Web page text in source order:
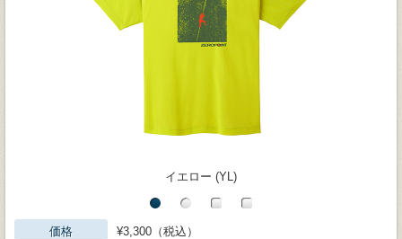
イエロー (YL)
価格 ¥3,300（税込）